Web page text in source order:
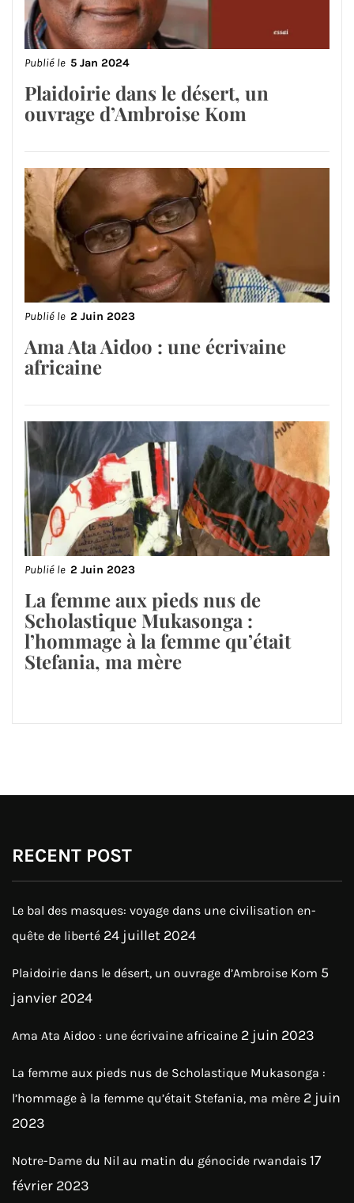
Publié le 5 Jan 2024
Plaidoirie dans le désert, un
ouvrage d’Ambroise Kom
Publié le 2 Juin 2023
Ama Ata Aidoo : une écrivaine
africaine
Publié le 2 Juin 2023
La femme aux pieds nus de
Scholastique Mukasonga :
l’hommage à la femme qu’était
Stefania, ma mère
RECENT POST
Le bal des masques: voyage dans une civilisation en-
quête de liberté 24 juillet 2024
Plaidoirie dans le désert, un ouvrage d’Ambroise Kom 5
janvier 2024
Ama Ata Aidoo : une écrivaine africaine 2 juin 2023
La femme aux pieds nus de Scholastique Mukasonga :
l’hommage à la femme qu’était Stefania, ma mère 2 juin
2023
Notre-Dame du Nil au matin du génocide rwandais 17
février 2023